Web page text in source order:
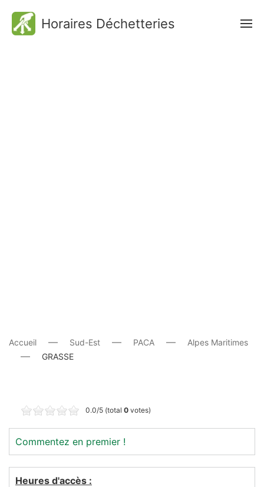
Horaires Déchetteries
Accueil Sud-Est PACA
Alpes Maritimes
GRASSE
0.0/5 (total 0 votes)
Commentez en premier !
Heures d'accès :